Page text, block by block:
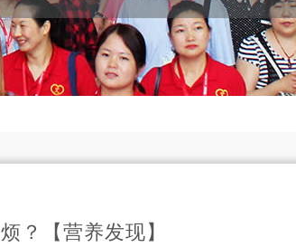
？【营养发现】